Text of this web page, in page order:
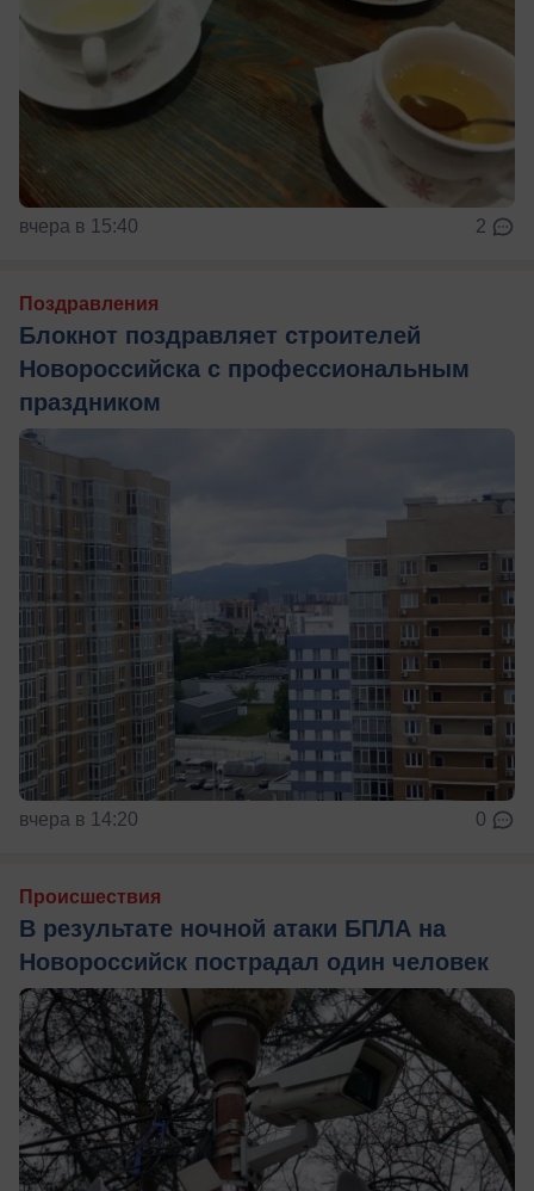
вчера в 15:40 2
Поздравления
Блокнот поздравляет строителей
Новороссийска с профессиональным
праздником
вчера в 14:20 0
Происшествия
В результате ночной атаки БПЛА на
Новороссийск пострадал один человек